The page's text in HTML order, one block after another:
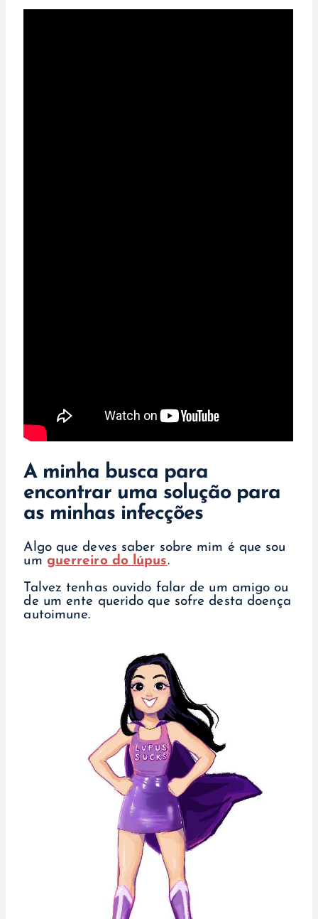
A minha busca para
encontrar uma solução para
as minhas infecções
Algo que deves saber sobre mim é que sou
um guerreiro do lúpus.
Talvez tenhas ouvido falar de um amigo ou
de um ente querido que sofre desta doença
autoimune.